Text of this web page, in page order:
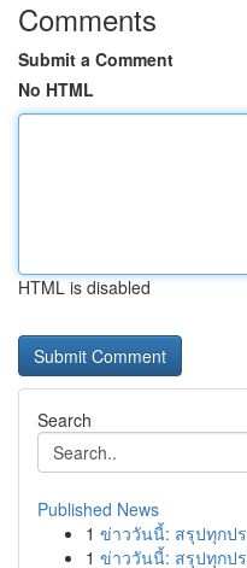
Comments
Submit a Comment
No HTML
HTML is disabled
Search
Published News
1 ข่าววันนี้: สรุปทุกป
1 ข่าววันนี้: สรุปทุกป